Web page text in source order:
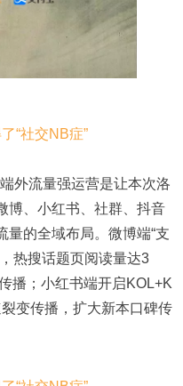
端外流量强运营是让本次洛
博、小红书、社群、抖音
量的全域布局。微博端“支
热搜话题页阅读量达3
播；小红书端开启KOL+K
变传播，扩大新本口碑传